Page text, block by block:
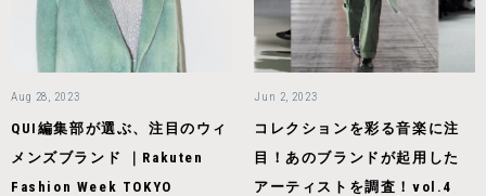
Aug 28, 2023
QUI編集部が選ぶ、注目のウィ
メンズブランド ｜Rakuten
Fashion Week TOKYO
Jun 2, 2023
コレクションを彩る音楽に注
目！あのブランドが起用した
アーティストを調査！vol.4